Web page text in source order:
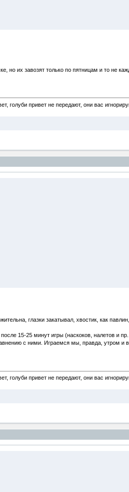
но их завозят только по пятницам и то не
голуби привет не передают, они вас
глазки закатывал, хвостик, как
15-25 минут игры (наскоков, налетов и
с ними. Играемся мы, правда, утром
голуби привет не передают, они вас